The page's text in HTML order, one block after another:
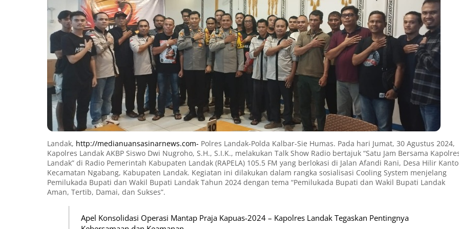
Landak, http://medianuansasinarnews.com- Polres Landak-Polda Kalbar-Sie Humas. Pada hari Jumat, 30 Agustus 2024,
Kapolres Landak AKBP Siswo Dwi Nugroho, S.H., S.I.K., melakukan Talk Show Radio bertajuk “Satu Jam Bersama
Landak” di Radio Pemerintah Kabupaten Landak (RAPELA) 105.5 FM yang berlokasi di Jalan Afandi Rani, Desa Hilir
Kecamatan Ngabang, Kabupaten Landak. Kegiatan ini dilakukan dalam rangka sosialisasi Cooling System menjelang
Pemilukada Bupati dan Wakil Bupati Landak Tahun 2024 dengan tema “Pemilukada Bupati dan Wakil Bupati Landak
Aman, Tertib, Damai, dan Sukses”.
Apel Konsolidasi Operasi Mantap Praja Kapuas-2024 – Kapolres Landak Tegaskan Pentingnya